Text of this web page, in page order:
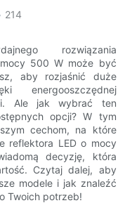
214
rozwiązania
500 W może być
aby rozjaśnić duże
energooszczędnej
Ale jak wybrać ten
opcji? W tym
cechom, na które
reflektora LED o mocy
decyzję, która
Czytaj dalej, aby
modele i jak znaleźć
Twoich potrzeb!